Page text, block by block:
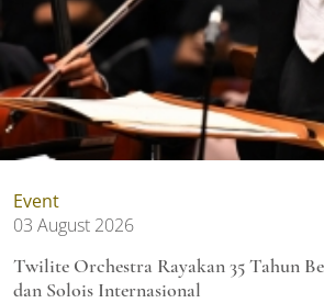
Event
03 August 2026
Twilite Orchestra Rayakan 35 Tahun
dan Solois Internasional